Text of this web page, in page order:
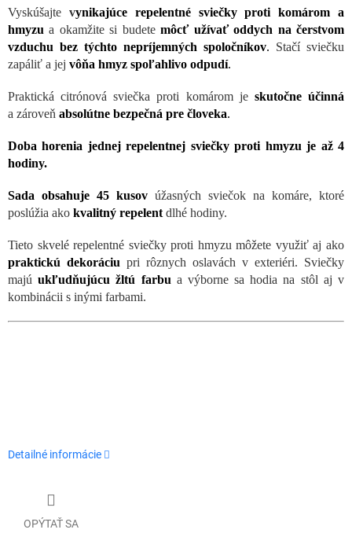
Vyskúšajte vynikajúce repelentné sviečky proti komárom a
hmyzu a okamžite si budetemôcť užívať oddych na čerstvom
vzduchu bez týchto nepríjemných spoločníkov. Stačí sviečku
zapáliť a jej vôňa hmyz spoľahlivo odpudí.
Praktická citrónová sviečka proti komárom je skutočne účinná
a zároveň absolútne bezpečná pre človeka.
Doba horenia jednej repelentnej sviečky proti hmyzu je až 4
hodiny.
Sada obsahuje 45 kusov úžasných sviečok na komáre, ktoré
poslúžia ako kvalitný repelent dlhé hodiny.
Tieto skvelé repelentné sviečky proti hmyzu môžete využiť aj ako
praktickú dekoráciu pri rôznych oslavách v exteriéri. Sviečky
majúukľudňujúcu žltú farbu a výborne sa hodia na stôl aj v
kombinácii s inými farbami.
Detailné informácie
OPÝTAŤ SA